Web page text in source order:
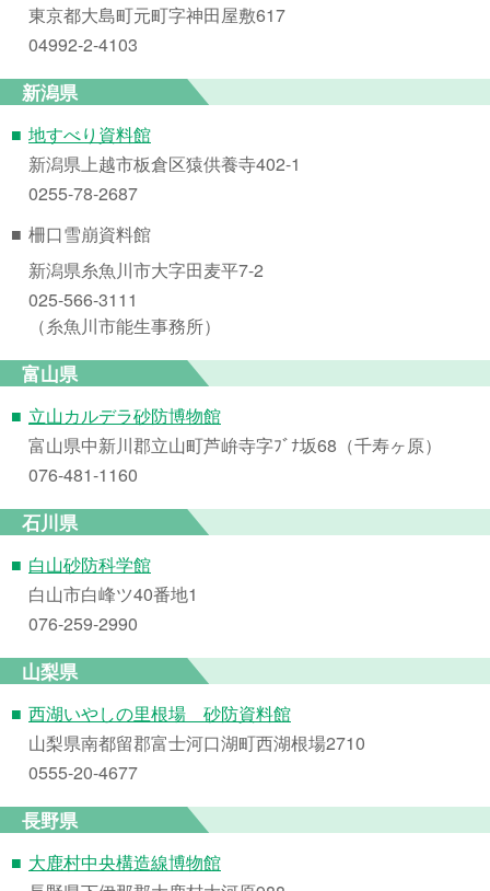
東京都大島町元町字神田屋敷617
04992-2-4103
新潟県
■ 地すべり資料館
新潟県上越市板倉区猿供養寺402-1
0255-78-2687
■ 柵口雪崩資料館
新潟県糸魚川市大字田麦平7-2
025-566-3111
（糸魚川市能生事務所）
富山県
■ 立山カルデラ砂防博物館
富山県中新川郡立山町芦峅寺字ﾌﾞﾅ坂68（千寿ヶ原）
076-481-1160
石川県
■ 白山砂防科学館
白山市白峰ツ40番地1
076-259-2990
山梨県
■ 西湖いやしの里根場 砂防資料館
山梨県南都留郡富士河口湖町西湖根場2710
0555-20-4677
長野県
■ 大鹿村中央構造線博物館